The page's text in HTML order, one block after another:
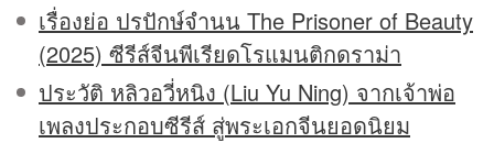
เรื่องย่อ ปรปักษ์จำนน The Prisoner of Beauty
(2025) ซีรีส์จีนพีเรียดโรแมนติกดราม่า
ประวัติ หลิวอวี่หนิง (Liu Yu Ning) จากเจ้าพ่อ
เพลงประกอบซีรีส์ สู่พระเอกจีนยอดนิยม